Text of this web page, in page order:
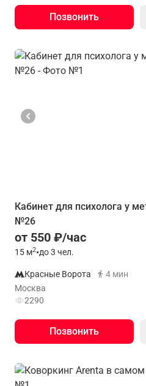
Позвонить
Кабинет для психолога у
№26
от 550 ₽/час
15 м2•до 3 чел.
Красные Ворота
4 мин
Москва
2290
Позвонить